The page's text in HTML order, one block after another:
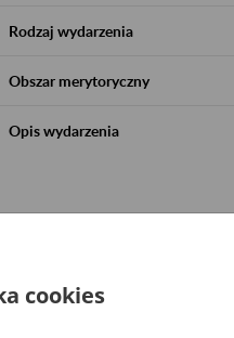
Rodzaj wydarzenia
Obszar merytoryczny
Opis wydarzenia
cookies